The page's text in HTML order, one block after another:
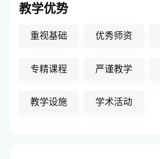
教学优势
重视基础 优秀师资
专精课程 严谨教学
教学设施 学术活动